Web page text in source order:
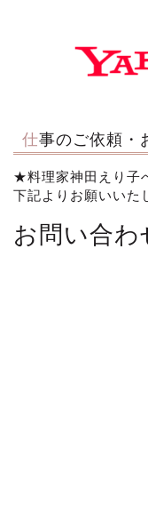
仕事のご依頼
★料理家神田えり子
下記よりお願いいた
お問い合わ